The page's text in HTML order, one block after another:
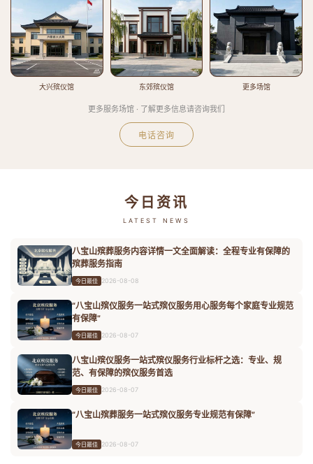
大兴殡仪馆 东郊殡仪馆 更多场馆
更多服务场馆 · 了解更多信息请咨询我们
电话咨询
今日资讯
LATEST NEWS
八宝山殡葬服务内容详情一文全面解读：全程专业有保障的
殡葬服务指南
今日最佳 2026-08-08
“八宝山殡仪服务一站式殡仪服务用心服务每个家庭专业规范
有保障”
今日最佳 2026-08-07
八宝山殡仪服务一站式殡仪服务行业标杆之选：专业、规
范、有保障的殡仪服务首选
今日最佳 2026-08-07
“八宝山殡葬服务一站式殡仪服务专业规范有保障”
今日最佳 2026-08-07